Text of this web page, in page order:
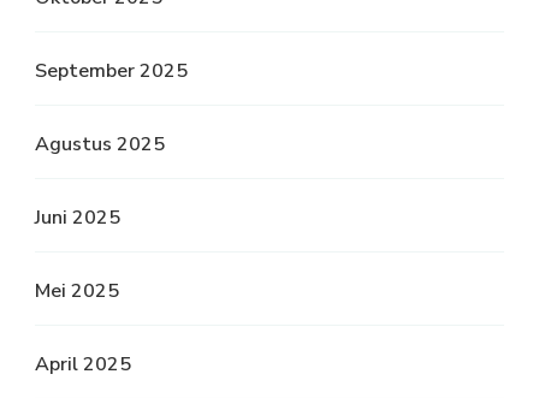
September 2025
Agustus 2025
Juni 2025
Mei 2025
April 2025